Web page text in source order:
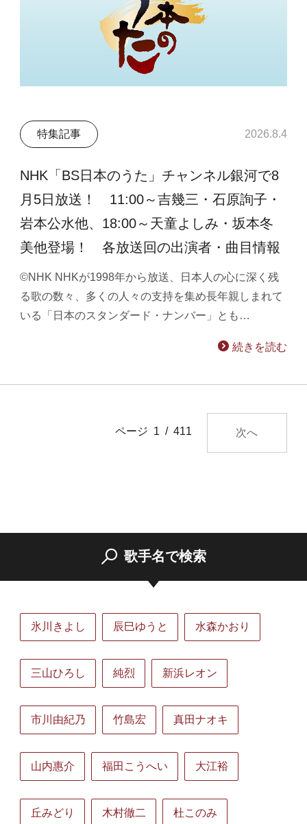
特集記事 2026.8.4
NHK「BS日本のうた」チャンネル銀河で8
月5日放送！ 11:00～吉幾三・石原詢子・
岩本公水他、18:00～天童よしみ・坂本冬
美他登場！ 各放送回の出演者・曲目情報
©NHK NHKが1998年から放送、日本人の心に深く残
る歌の数々、多くの人々の支持を集め長年親しまれて
いる「日本のスタンダード・ナンバー」とも…
続きを読む
ページ 1 / 411 次へ
歌手名で検索
氷川きよし 辰巳ゆうと 水森かおり
三山ひろし 純烈 新浜レオン
市川由紀乃 竹島宏 真田ナオキ
山内惠介 福田こうへい 大江裕
丘みどり 木村徹二 杜このみ